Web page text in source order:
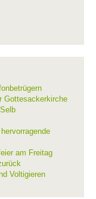
Gottesackerkirche
am Freitag
Voltigieren